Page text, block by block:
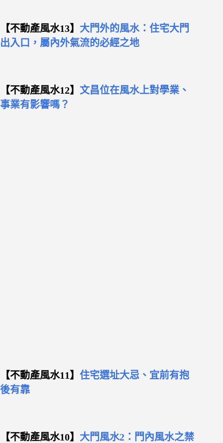
【不動產風水13】 大門外的風水：住宅大門
出入口，屬內外氣流的必經之地
【不動產風水12】 文昌位在風水上對學業、
事業有影響嗎？
【不動產風水11】 住宅選址大忌、宜前有抱
後有靠
【不動產風水10】 大門風水2：門內風水之禁